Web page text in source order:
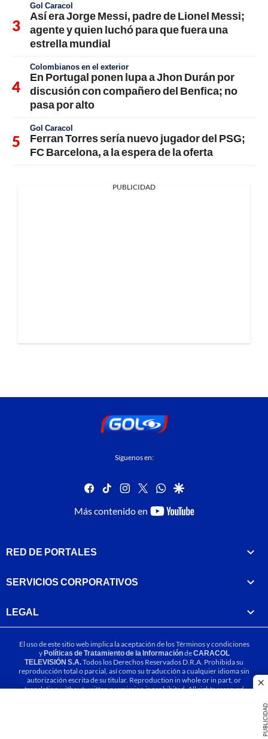
PUBLICIDAD
Gol Caracol
Así era Jorge Messi, padre de Lionel Messi;
agente y quien luchó para que fuera una
estrella mundial
Colombianos en el exterior
En Portugal ponen lupa a Jhon Durán por
discusión con compañero del Benfica; no
pasa por alto
Gol Caracol
Ferran Torres sería nuevo jugador del PSG;
FC Barcelona, a la espera de la oferta
PUBLICIDAD
Síguenos en:
facebook
tiktok instagram
twitterwhatsapp
google
Más contenido en
youtube-
RED DE PORTALES
SERVICIOS CORPORATIVOS
LEGAL
El uso de este sitio web implica la aceptación de losTérminos y condiciones
yPolíticas de Tratamiento de la InformacióndeCARACOL
TELEVISIÓN S.A.Todos los Derechos Reservados D.R.A. Prohibida su
reproducción total o parcial, así como su traducción a cualquier idioma sin
autorización escrita de su titular. Reproduction in whole or in part, or
translation without written permission is prohibited. All rights reserved